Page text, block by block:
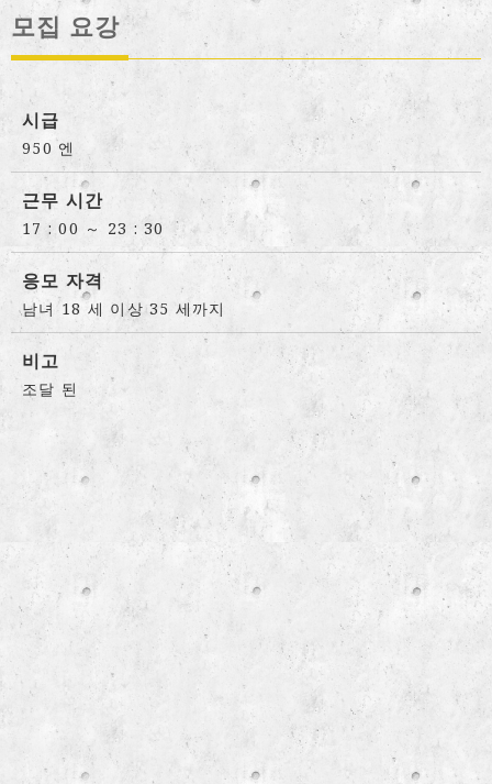
모집 요강
시급
950 엔
근무 시간
17 : 00 ～ 23 : 30
응모 자격
남녀 18 세 이상 35 세까지
비고
조달 된